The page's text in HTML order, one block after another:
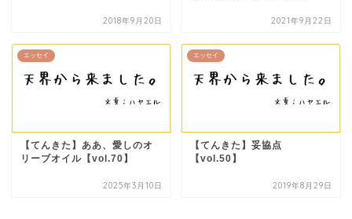
2018年9月20日 2021年9月22日
エッセイ
【てんきた】ああ、愛しのオ
リーブオイル【vol.70】
2025年3月10日
エッセイ
【てんきた】妥協点
【vol.50】
2019年8月29日